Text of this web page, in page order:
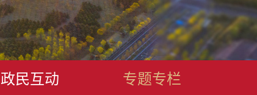
政民互动 专题专栏